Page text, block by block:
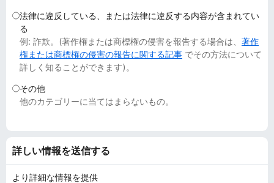
法律に違反している、または法律に違反する内容が含まれてい
る
例: 詐欺。(著作権または商標権の侵害を報告する場合は、 著作
権または商標権の侵害の報告に関する記事 でその方法について
詳しく知ることができます)。
その他
他のカテゴリーに当てはまらないもの。
詳しい情報を送信する
より詳細な情報を提供